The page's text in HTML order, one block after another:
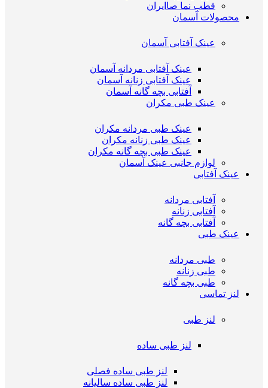
قطب نما صاایران
محصولات آسمان
عینک آفتابی آسمان
عینک آفتابی مردانه آسمان
عینک آفتابی زنانه آسمان
آفتابی بچه گانه آسمان
عینک طبی مکران
عینک طبی مردانه مکران
عینک طبی زنانه مکران
عینک طبی بچه گانه مکران
لوازم جانبی عینک آسمان
عینک آفتابی
آفتابی مردانه
آفتابی زنانه
آفتابی بچه گانه
عینک طبی
طبی مردانه
طبی زنانه
طبی بچه گانه
لنز تماسی
لنز طبی
لنز طبی ساده
لنز طبی ساده فصلی
لنز طبی ساده سالیانه